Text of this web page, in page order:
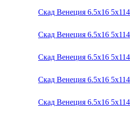
Скад Венеция 6.5x16
Скад Венеция 6.5x16
Скад Венеция 6.5x16
Скад Венеция 6.5x16
Скад Венеция 6.5x16